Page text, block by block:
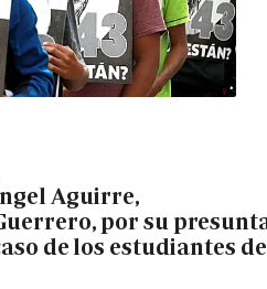
Aguirre,
por su
de los estudiantes de